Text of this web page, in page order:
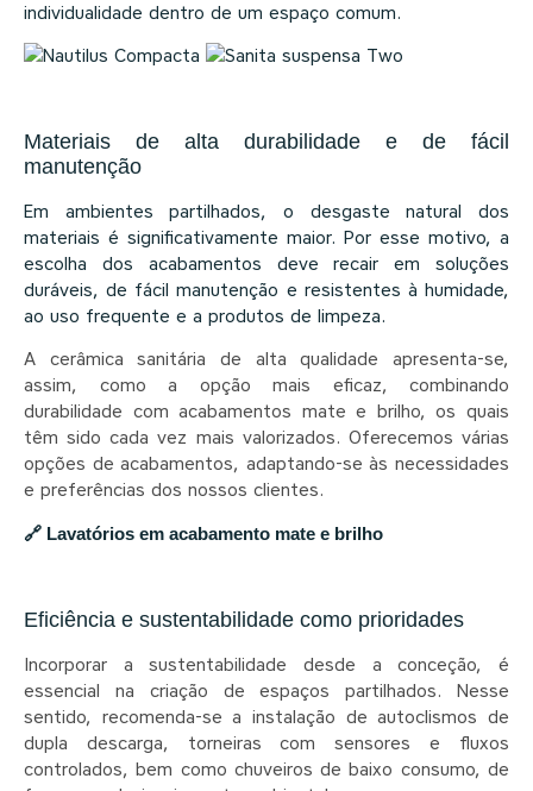
individualidade dentro de um espaço comum.
Materiais de alta durabilidade e de fácil
manutenção
Em ambientes partilhados, o desgaste natural dos
materiais é significativamente maior. Por esse motivo, a
escolha dos acabamentos deve recair em soluções
duráveis, de fácil manutenção e resistentes à humidade,
ao uso frequente e a produtos de limpeza.
A cerâmica sanitária de alta qualidade apresenta-se,
assim, como a opção mais eficaz, combinando
durabilidade com acabamentos mate e brilho, os quais
têm sido cada vez mais valorizados. Oferecemos várias
opções de acabamentos, adaptando-se às necessidades
e preferências dos nossos clientes.
🔗 Lavatórios em acabamento mate e brilho
Eficiência e sustentabilidade como prioridades
Incorporar a sustentabilidade desde a conceção, é
essencial na criação de espaços partilhados. Nesse
sentido, recomenda-se a instalação de autoclismos de
dupla descarga, torneiras com sensores e fluxos
controlados, bem como chuveiros de baixo consumo, de